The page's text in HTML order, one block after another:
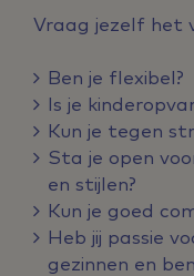
Vraag jezelf het
Ben je flexibel?
Is je
Kun je tegen
Sta je open
en stijlen?
Kun je goed
Heb jij passie
gezinnen en